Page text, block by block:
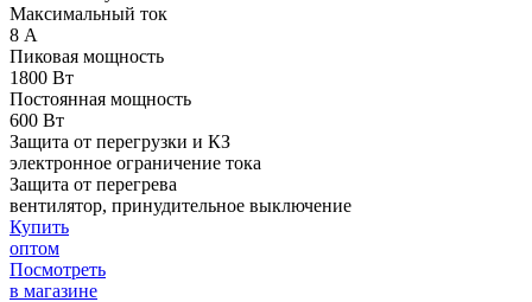
Максимальный ток
8 А
Пиковая мощность
1800 Вт
Постоянная мощность
600 Вт
Защита от перегрузки и КЗ
электронное ограничение тока
Защита от перегрева
вентилятор, принудительное выключение
Купить
оптом
Посмотреть
в магазине